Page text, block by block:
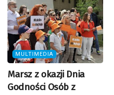
MULTIMEDIA
Marsz z okazji Dnia
Godności Osób z